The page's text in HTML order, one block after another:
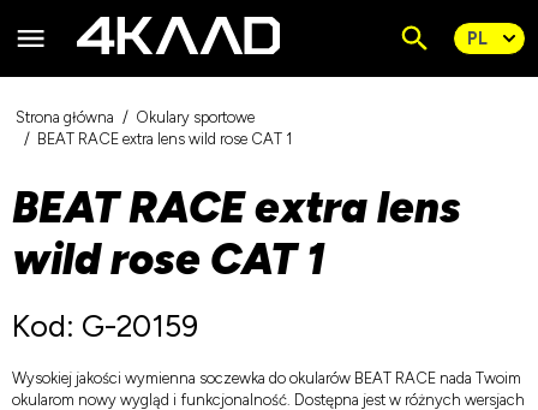
Strona główna
Okulary sportowe
BEAT RACE extra lens wild rose CAT 1
BEAT RACE extra lens
wild rose CAT 1
Kod: G-20159
Wysokiej jakości wymienna soczewka do okularów BEAT RACE nada Twoim
okularom nowy wygląd i funkcjonalność. Dostępna jest w różnych wersjach